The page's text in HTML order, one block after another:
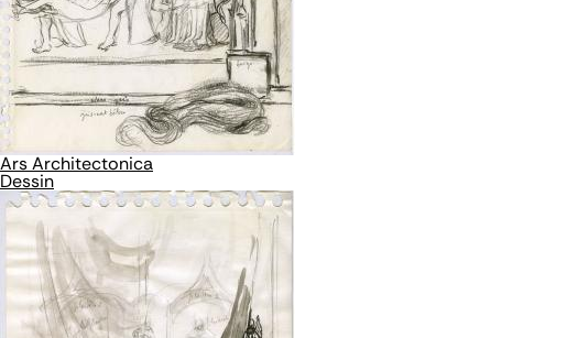
Ars Architectonica
Dessin